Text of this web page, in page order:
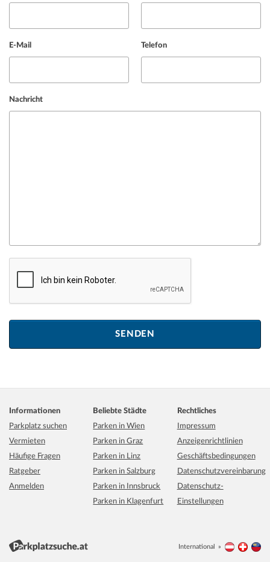
E-Mail Telefon
Nachricht
Informationen
Parkplatz suchen
Vermieten
Häufige Fragen
Ratgeber
Anmelden
Beliebte Städte
Parken in Wien
Parken in Graz
Parken in Linz
Parken in Salzburg
Parken in Innsbruck
Parken in Klagenfurt
Rechtliches
Impressum
Anzeigenrichtlinien
Geschäftsbedingungen
Datenschutzvereinbarung
Datenschutz-
Einstellungen
International Österreich